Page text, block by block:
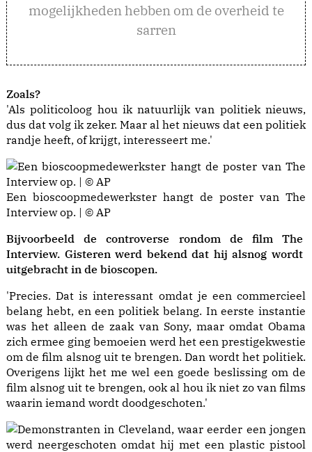
mogelijkheden hebben om de overheid te
sarren
Zoals?
'Als politicoloog hou ik natuurlijk van politiek nieuws,
dus dat volg ik zeker. Maar al het nieuws dat een politiek
randje heeft, of krijgt, interesseert me.'
Een bioscoopmedewerkster hangt de poster van The
Interview op. | © AP
Bijvoorbeeld de controverse rondom de film The
Interview. Gisteren werd bekend dat hij alsnog wordt
uitgebracht in de bioscopen.
'Precies. Dat is interessant omdat je een commercieel
belang hebt, en een politiek belang. In eerste instantie
was het alleen de zaak van Sony, maar omdat Obama
zich ermee ging bemoeien werd het een prestigekwestie
om de film alsnog uit te brengen. Dan wordt het politiek.
Overigens lijkt het me wel een goede beslissing om de
film alsnog uit te brengen, ook al hou ik niet zo van films
waarin iemand wordt doodgeschoten.'